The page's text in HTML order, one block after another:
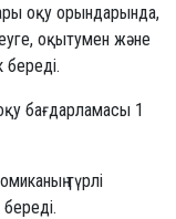
оқу орындарында,
оқытумен және
береді.
бағдарламасы 1
түрлі